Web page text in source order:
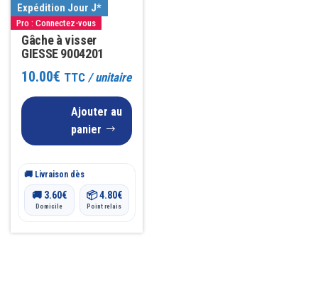
Expédition Jour J*
Pro : Connectez-vous
Gâche à visser
GIESSE 9004201
10.00€ TTC / unitaire
Ajouter au
panier
🚚 Livraison dès
🚚 3.60€
Domicile
📦4.80€
Point relais